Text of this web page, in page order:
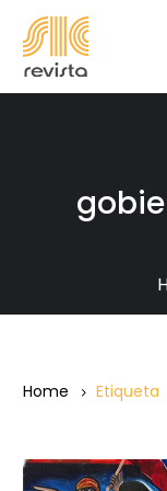
Home Etiqueta
Los